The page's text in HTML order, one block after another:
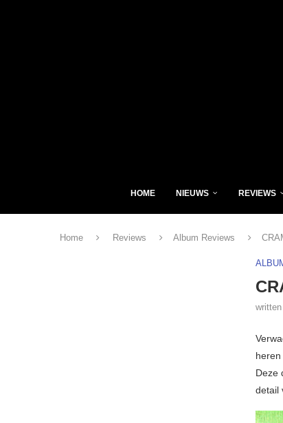
HOME NIEUWS REVIEWS
Home Reviews Album Reviews
Deze
detail